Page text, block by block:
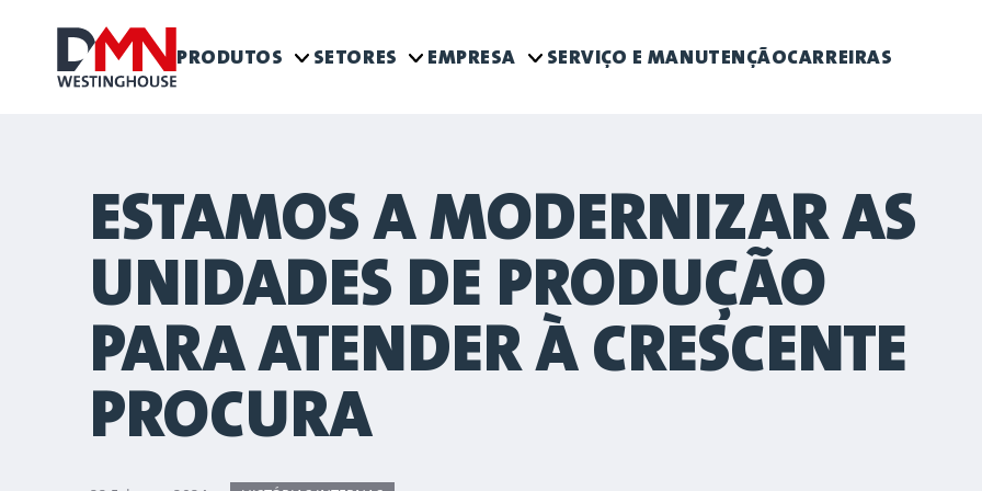
PRODUTOS SETORES EMPRESA SERVIÇO E MANUTENÇÃOCARREIRAS
ESTAMOS A MODERNIZAR AS
UNIDADES DE PRODUÇÃO
PARA ATENDER À CRESCENTE
PROCURA